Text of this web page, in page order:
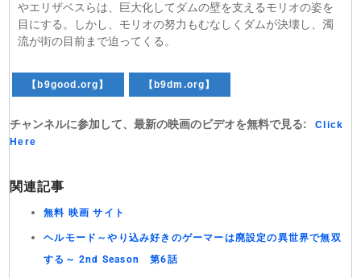
やエリザベスらは、巨大化してダムの壁を支えるモリオの姿を
目にする。しかし、モリオの努力もむなしくダムが決壊し、濁
流が街の目前まで迫ってくる。
【b9good.org】 【b9dm.org】
チャンネルに参加して、最新の映画のビデオを無料で見る:
Click
Here
関連記事
無料 映画 サイト
ヘルモード～やり込み好きのゲーマーは廃設定の異世界で無双
する～ 2nd Season 第6話